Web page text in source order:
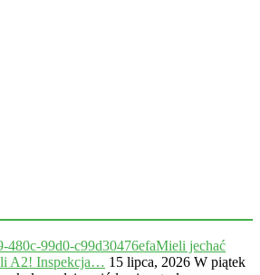
Mieli jechać
A2! Inspekcja… 15 lipca, 2026 W piątek